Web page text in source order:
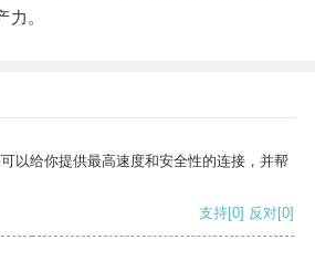
。
以给你提供最高速度和安全性的连接，并帮
支持[0] 反对[0]